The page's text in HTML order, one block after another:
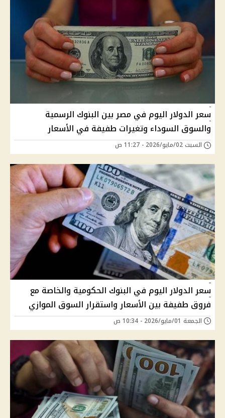
سعر الدولار اليوم في مصر بين البنوك الرسمية
والسوق السوداء وتغيرات طفيفة في الأسعار
السبت 02/مايو/2026 - 11:27 ص
سعر الدولار اليوم في البنوك الحكومية والخاصة مع
فروق طفيفة بين الأسعار واستقرار السوق الموازي
الجمعة 01/مايو/2026 - 10:34 ص